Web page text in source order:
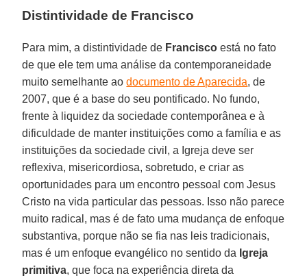
Distintividade de Francisco
Para mim, a distintividade de Francisco está no fato
de que ele tem uma análise da contemporaneidade
muito semelhante aodocumento de Aparecida, de
2007, que é a base do seu pontificado. No fundo,
frente à liquidez da sociedade contemporânea e à
dificuldade de manter instituições como a família e as
instituições da sociedade civil, a Igreja deve ser
reflexiva, misericordiosa, sobretudo, e criar as
oportunidades para um encontro pessoal com Jesus
Cristo na vida particular das pessoas. Isso não parece
muito radical, mas é de fato uma mudança de enfoque
substantiva, porque não se fia nas leis tradicionais,
mas é um enfoque evangélico no sentido da Igreja
primitiva, que foca na experiência direta da